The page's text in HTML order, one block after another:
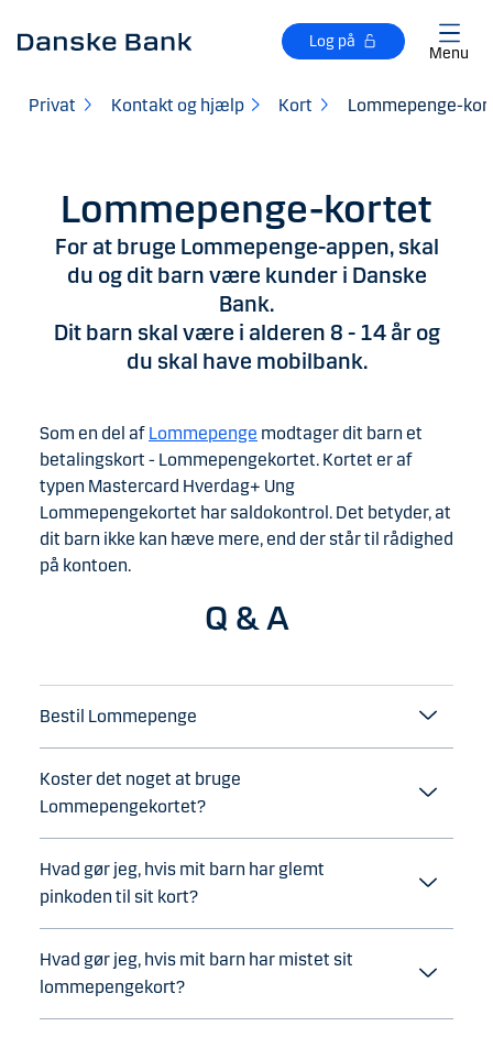
Log på
Menu
Privat Kontakt og hjælp Kort Lommepenge-
Lommepenge-kortet
For at bruge Lommepenge-appen, skal
du og dit barn være kunder i Danske
Bank.
Dit barn skal være i alderen 8 - 14 år og
du skal have mobilbank.
Som en del af Lommepenge modtager dit barn et
betalingskort - Lommepengekortet. Kortet er af
typen Mastercard Hverdag+ Ung
Lommepengekortet har saldokontrol. Det betyder, at
dit barn ikke kan hæve mere, end der står til rådighed
på kontoen.
Q & A
Bestil Lommepenge
Koster det noget at bruge
Lommepengekortet?
Hvad gør jeg, hvis mit barn har glemt
pinkoden til sit kort?
Hvad gør jeg, hvis mit barn har mistet sit
lommepengekort?